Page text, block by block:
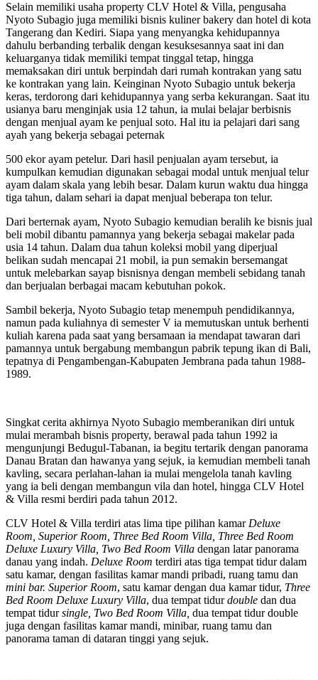
Selain memiliki usaha property CLV Hotel & Villa, pengusaha
Nyoto Subagio juga memiliki bisnis kuliner bakery dan hotel di kota
Tangerang dan Kediri. Siapa yang menyangka kehidupannya
dahulu berbanding terbalik dengan kesuksesannya saat ini dan
keluarganya tidak memiliki tempat tinggal tetap, hingga
memaksakan diri untuk berpindah dari rumah kontrakan yang satu
ke kontrakan yang lain. Keinginan Nyoto Subagio untuk bekerja
keras, terdorong dari kehidupannya yang serba kekurangan. Saat itu
usianya baru menginjak usia 12 tahun, ia mulai belajar berbisnis
dengan menjual ayam ke penjual soto. Hal itu ia pelajari dari sang
ayah yang bekerja sebagai peternak
500 ekor ayam petelur. Dari hasil penjualan ayam tersebut, ia
kumpulkan kemudian digunakan sebagai modal untuk menjual telur
ayam dalam skala yang lebih besar. Dalam kurun waktu dua hingga
tiga tahun, dalam sehari ia dapat menjual beberapa ton telur.
Dari berternak ayam, Nyoto Subagio kemudian beralih ke bisnis jual
beli mobil dibantu pamannya yang bekerja sebagai makelar pada
usia 14 tahun. Dalam dua tahun koleksi mobil yang diperjual
belikan sudah mencapai 21 mobil, ia pun semakin bersemangat
untuk melebarkan sayap bisnisnya dengan membeli sebidang tanah
dan berjualan berbagai macam kebutuhan pokok.
Sambil bekerja, Nyoto Subagio tetap menempuh pendidikannya,
namun pada kuliahnya di semester V ia memutuskan untuk berhenti
kuliah karena pada saat yang bersamaan ia mendapat tawaran dari
pamannya untuk bergabung membangun pabrik tepung ikan di Bali,
tepatnya di Pengambengan-Kabupaten Jembrana pada tahun 1988-
1989.
Singkat cerita akhirnya Nyoto Subagio memberanikan diri untuk
mulai merambah bisnis property, berawal pada tahun 1992 ia
mengunjungi Bedugul-Tabanan, ia begitu tertarik dengan panorama
Danau Bratan dan hawanya yang sejuk, ia kemudian membeli tanah
kavling, secara perlahan-lahan ia mulai mengelola tanah kavling
yang ia beli dengan membangun vila dan hotel, hingga CLV Hotel
& Villa resmi berdiri pada tahun 2012.
CLV Hotel & Villa terdiri atas lima tipe pilihan kamar Deluxe
Room, Superior Room, Three Bed Room Villa, Three Bed Room
Deluxe Luxury Villa, Two Bed Room Villa dengan latar panorama
danau yang indah. Deluxe Room terdiri atas tiga tempat tidur dalam
satu kamar, dengan fasilitas kamar mandi pribadi, ruang tamu dan
mini bar. Superior Room, satu kamar dengan dua kamar tidur, Three
Bed Room Deluxe Luxury Villa, dua tempat tidurdouble dan dua
tempat tidursingle, Two Bed Room Villa, dua tempat tidur double
juga dengan fasilitas kamar mandi, minibar, ruang tamu dan
panorama taman di dataran tinggi yang sejuk.